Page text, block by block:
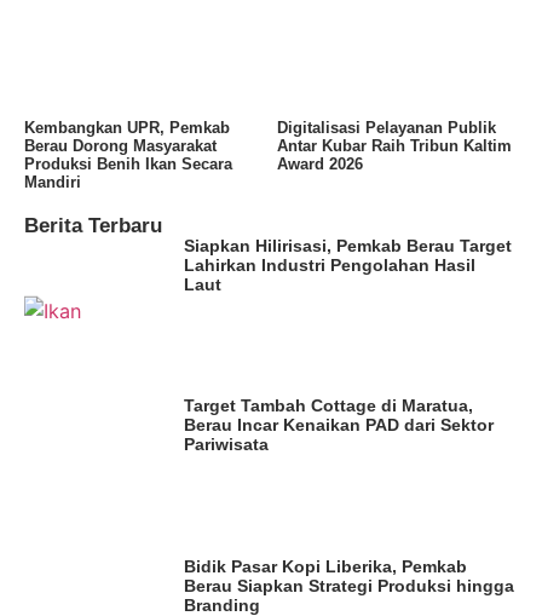
Kembangkan UPR, Pemkab
Berau Dorong Masyarakat
Produksi Benih Ikan Secara
Mandiri
Digitalisasi Pelayanan Publik
Antar Kubar Raih Tribun Kaltim
Award 2026
Berita Terbaru
Siapkan Hilirisasi, Pemkab Berau Target
Lahirkan Industri Pengolahan Hasil
Laut
Target Tambah Cottage di Maratua,
Berau Incar Kenaikan PAD dari Sektor
Pariwisata
Bidik Pasar Kopi Liberika, Pemkab
Berau Siapkan Strategi Produksi hingga
Branding